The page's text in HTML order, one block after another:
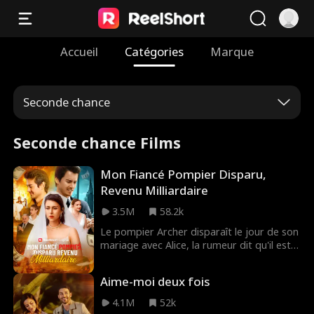
Accueil Catégories Marque
Seconde chance
Seconde chance Films
Mon Fiancé Pompier Disparu,
Revenu Milliardaire
3.5M
58.2k
Le pompier Archer disparaît le jour de son
mariage avec Alice, la rumeur dit qu'il est
prétendant louche, Philip. Lors du nouveau
mariage, Alice revoit enfin son amour
Aime-moi deux fois
4.1M
52k